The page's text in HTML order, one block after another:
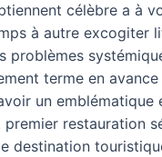
célèbre a à
à autre excogiter
terme en
un
destination